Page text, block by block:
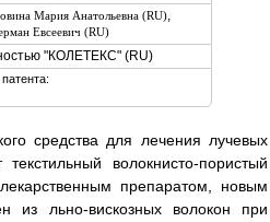
Мария Анатольевна (RU),
Евсеевич (RU)
"КОЛЕТЕКС" (RU)
средства для лечения лучевых
волокнисто-пористый
препаратом, новым
из льно-вискозных волокон при